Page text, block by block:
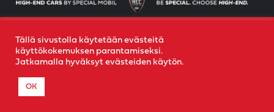
AJONEUVOT OSTAMME AUTOSI
© 2022
Tällä sivustolla käytetään evästeitä
käyttökokemuksen parantamiseksi.
Jatkamalla hyväksyt evästeiden käytön.
OK